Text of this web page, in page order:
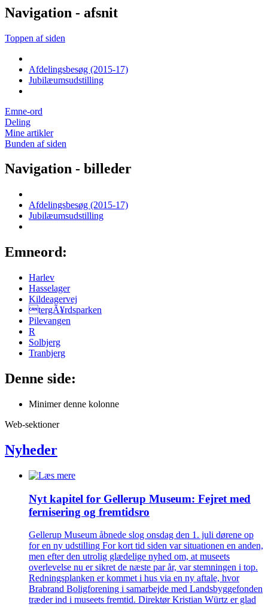
Navigation - afsnit
Toppen af siden
Afdelingsbesøg (2015-17)
Jubilæumsudstilling
Emne-ord
Deling
Mine artikler
Bunden af siden
Navigation - billeder
Afdelingsbesøg (2015-17)
Jubilæumsudstilling
Emneord:
Harlev
Hasselager
Kildeagervej
tergÃ¥rdsparken
Pilevangen
R
Solbjerg
Tranbjerg
Denne side:
Minimer denne kolonne
Web-sektioner
Nyheder
Nyt kapitel for Gellerup Museum: Fejret med
fernisering og fremtidsro
Gellerup Museum åbnede slog onsdag den 1. juli dørene op
for en ny udstilling For kort tid siden var situationen en anden,
men efter den utrolig glædelige nyhed om, at museets
overlevelse nu er sikret de næste par år, var stemningen i top.
Redningsplanken er kommet i hus via en ny aftale, hvor
Brabrand Boligforening i samarbejde med Landsbyggefonden
træder ind i museets fremtid. Direktør Kristian Würtz er glad